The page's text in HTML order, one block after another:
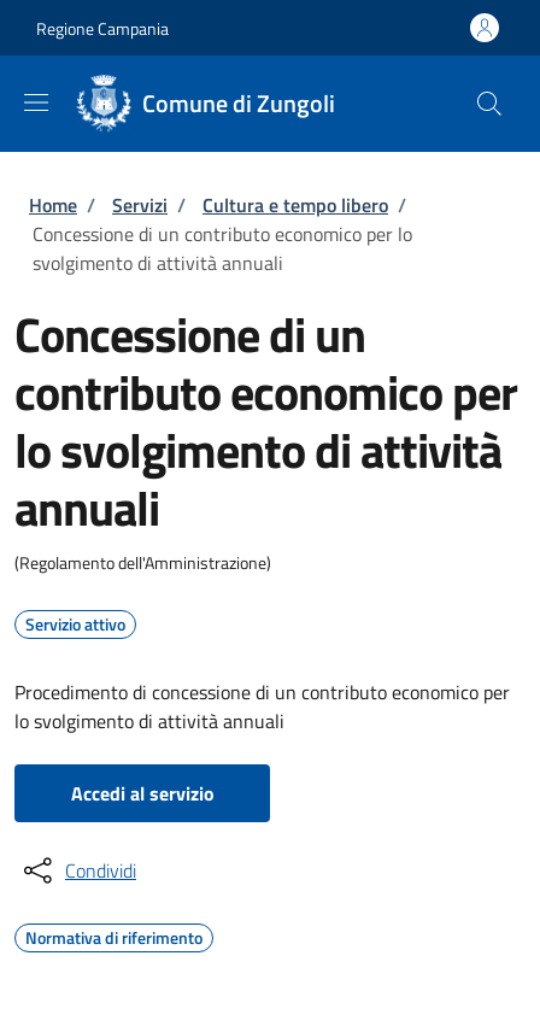
Regione Campania
Comune di Zungoli
Briciole di pane
Home / Servizi / Cultura e tempo libero /
Concessione di un contributo economico per lo
svolgimento di attività annuali
Concessione di un
contributo economico per
lo svolgimento di attività
annuali
(Regolamento dell'Amministrazione)
Servizio attivo
Procedimento di concessione di un contributo economico per
lo svolgimento di attività annuali
Accedi al servizio
Condividi
Normativa di riferimento